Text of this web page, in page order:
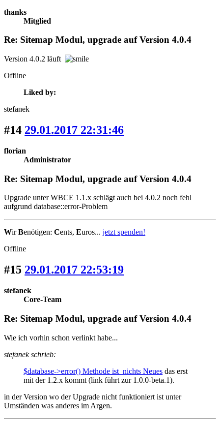
thanks
Mitglied
Re: Sitemap Modul, upgrade auf Version 4.0.4
Version 4.0.2 läuft
Offline
Liked by:
stefanek
#14 29.01.2017 22:31:46
florian
Administrator
Re: Sitemap Modul, upgrade auf Version 4.0.4
Upgrade unter WBCE 1.1.x schlägt auch bei 4.0.2 noch fehl
aufgrund database::error-Problem
WirBenötigen: Cents, Euros... jetzt spenden!
Offline
#15 29.01.2017 22:53:19
stefanek
Core-Team
Re: Sitemap Modul, upgrade auf Version 4.0.4
Wie ich vorhin schon verlinkt habe...
stefanek schrieb:
$database->error() Methode ist nichts Neues das erst
mit der 1.2.x kommt (link führt zur 1.0.0-beta.1).
in der Version wo der Upgrade nicht funktioniert ist unter
Umständen was anderes im Argen.